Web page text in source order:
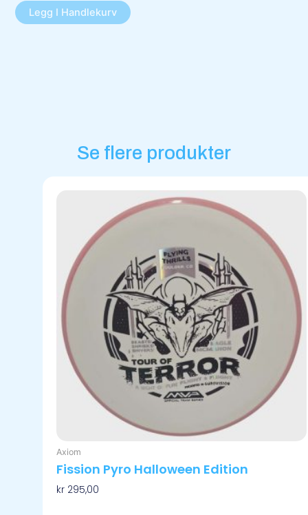
Legg I Handlekurv
Se flere produkter
Axiom
Fission Pyro Halloween Edition
kr 295,00
produktet
har
varianter.
Alternativene
kan
velges
på
produktsiden